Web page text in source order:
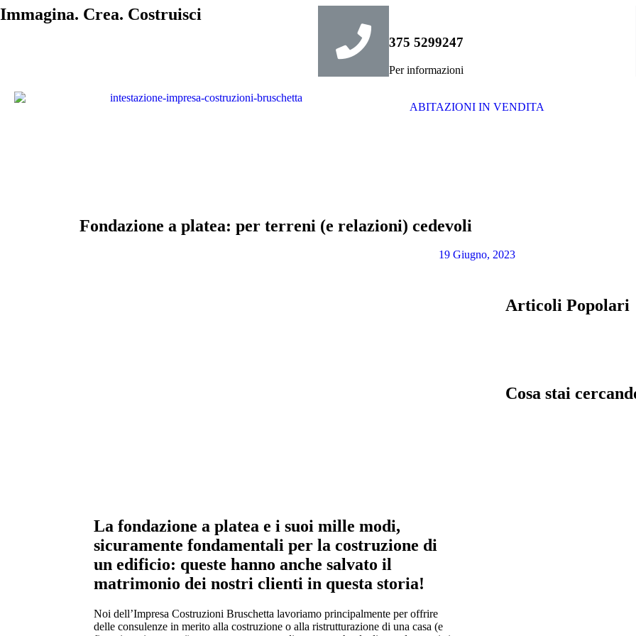
Immagina. Crea. Costruisci
375 5299247
Per informazioni
ABITAZIONI IN VENDITA
Fondazione a platea: per terreni (e relazioni) cedevoli
19 Giugno, 2023
La fondazione a platea e i suoi mille modi,
sicuramente fondamentali per la costruzione di
un edificio: queste hanno anche salvato il
matrimonio dei nostri clienti in questa storia!
Noi dell’Impresa Costruzioni Bruschetta lavoriamo principalmente per offrire
delle consulenze in merito alla costruzione o alla ristrutturazione di una casa (e
Articoli Popolari
Cosa stai